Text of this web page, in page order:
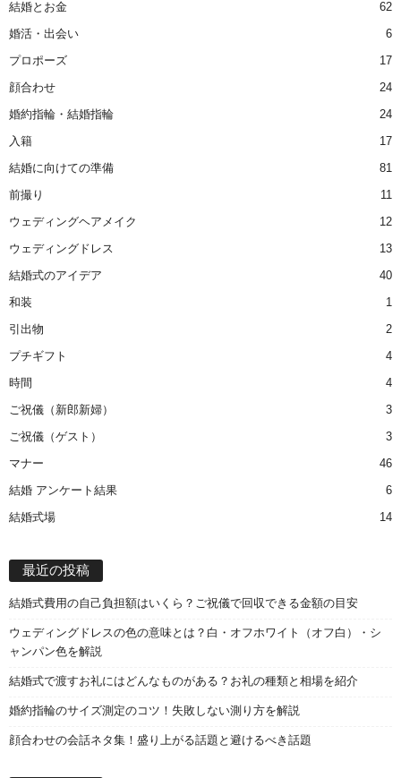
結婚とお金
62
婚活・出会い
6
プロポーズ
17
顔合わせ
24
婚約指輪・結婚指輪
24
入籍
17
結婚に向けての準備
81
前撮り
11
ウェディングヘアメイク
12
ウェディングドレス
13
結婚式のアイデア
40
和装
1
引出物
2
プチギフト
4
時間
4
ご祝儀（新郎新婦）
3
ご祝儀（ゲスト）
3
マナー
46
結婚 アンケート結果
6
結婚式場
14
最近の投稿
結婚式費用の自己負担額はいくら？ご祝儀で回収できる金額の目安
ウェディングドレスの色の意味とは？白・オフホワイト（オフ白）・シ
ャンパン色を解説
結婚式で渡すお礼にはどんなものがある？お礼の種類と相場を紹介
婚約指輪のサイズ測定のコツ！失敗しない測り方を解説
顔合わせの会話ネタ集！盛り上がる話題と避けるべき話題